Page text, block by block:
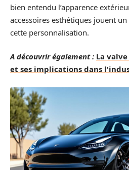
bien entendu l’apparence
accessoires esthétiques jouent
cette personnalisation.
A découvrir également : La
et ses implications dans